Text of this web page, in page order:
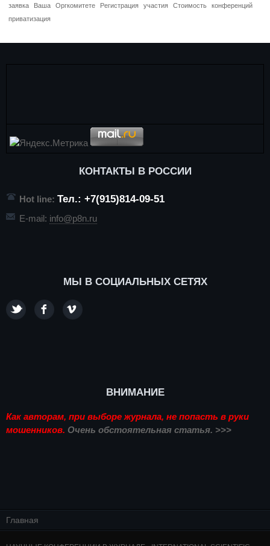
заявка
Ваша Оргкомитете Регистрация участия Стоимость
конференций
приватизация
КОНТАКТЫ В РОССИИ
Hot line: Тел.: +7(915)814-09-51
E-mail: info@p8n.ru
МЫ В СОЦИАЛЬНЫХ СЕТЯХ
ВНИМАНИЕ
Как авторам, при выборе журнала, не попасть в руки
мошенников. Очень обстоятельная статья. >>>
Главная